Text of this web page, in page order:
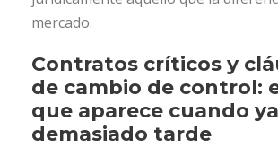
mercado.
Contratos críticos y
de cambio de control:
que aparece cuando
demasiado tarde